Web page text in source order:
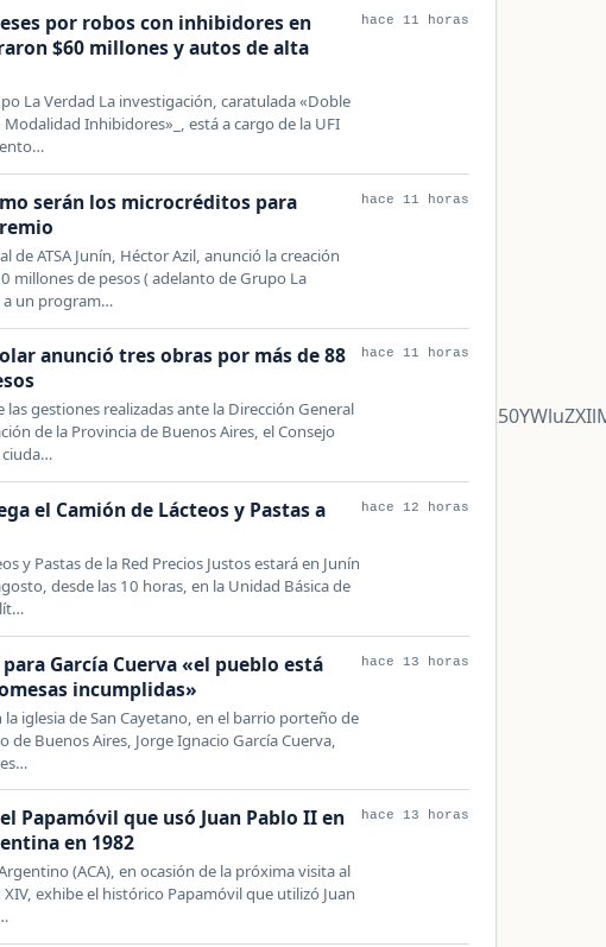
por robos con inhibidores en
$60 millones y autos de alta
La Verdad La investigación, caratulada «Doble
Modalidad Inhibidores»_, está a cargo de la UFI
hace 11 horas
serán los microcréditos para
de ATSA Junín, Héctor Azil, anunció la creación
millones de pesos ( adelanto de Grupo La
a un program…
hace 11 horas
anunció tres obras por más de 88
gestiones realizadas ante la Dirección General
de la Provincia de Buenos Aires, el Consejo
ciuda…
hace 11 horas
el Camión de Lácteos y Pastas a
y Pastas de la Red Precios Justos estará en Junín
desde las 10 horas, en la Unidad Básica de
hace 12 horas
García Cuerva «el pueblo está
incumplidas»
iglesia de San Cayetano, en el barrio porteño de
de Buenos Aires, Jorge Ignacio García Cuerva,
hace 13 horas
Papamóvil que usó Juan Pablo II en
en 1982
(ACA), en ocasión de la próxima visita al
exhibe el histórico Papamóvil que utilizó Juan
hace 13 horas